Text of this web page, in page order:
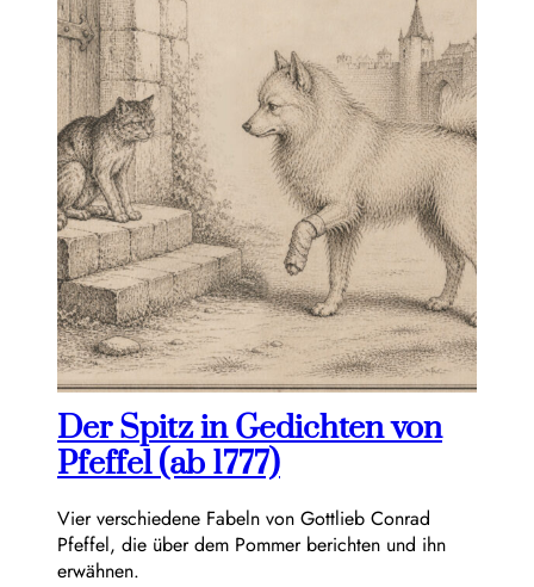
Der Spitz in Gedichten von
Pfeffel (ab 1777)
Vier verschiedene Fabeln von Gottlieb Conrad
Pfeffel, die über dem Pommer berichten und ihn
erwähnen.